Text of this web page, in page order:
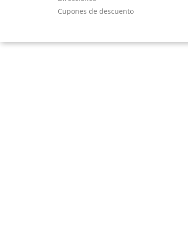
Cupones de descuento